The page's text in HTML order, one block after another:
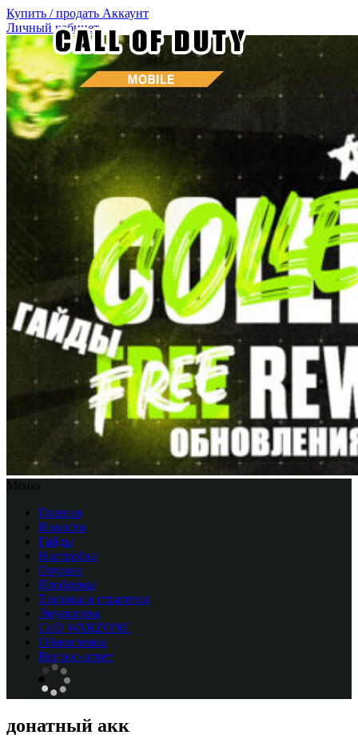
Купить / продать Аккаунт
Личный кабинет
Меню
Главная
Новости
Гайды
Настройка
Оружие
Проблемы
Тактика и стратегия
Эмуляторы
CоD WARZONE
Обновления
Вопрос-ответ
донатный акк